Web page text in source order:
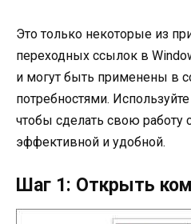
Это только некоторые из
переходных ссылок в
и могут быть применены в
потребностями.
чтобы сделать свою
эффективной и удобной.
Шаг 1: Открыть